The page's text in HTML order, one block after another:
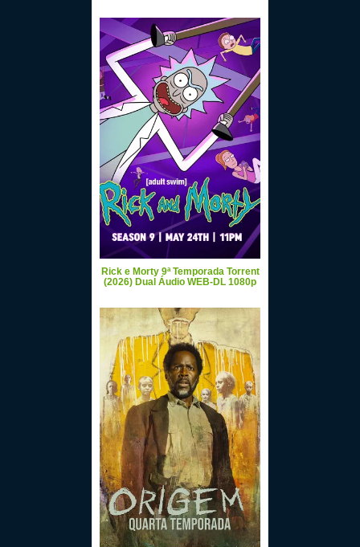
Rick e Morty 9ª Temporada Torrent
(2026) Dual Áudio WEB-DL 1080p